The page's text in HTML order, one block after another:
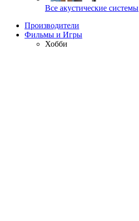
Все акустические системы
Производители
Фильмы и Игры
Хобби